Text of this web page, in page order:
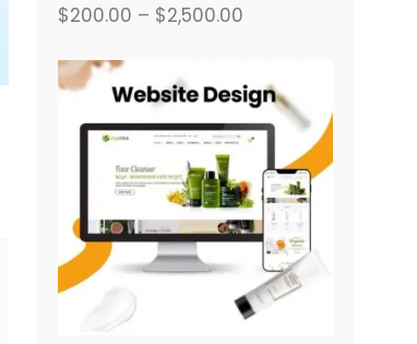
$200.00 – $2,500.00